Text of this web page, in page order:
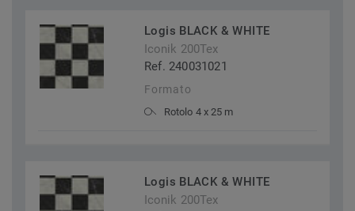
Logis BLACK & WHITE
Iconik 200Tex
Ref. 240031021
Formato
Rotolo 4 x 25 m
Logis BLACK & WHITE
Iconik 200Tex